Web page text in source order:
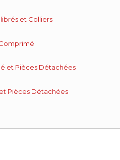
et Colliers
et Pièces Détachées
Pièces Détachées